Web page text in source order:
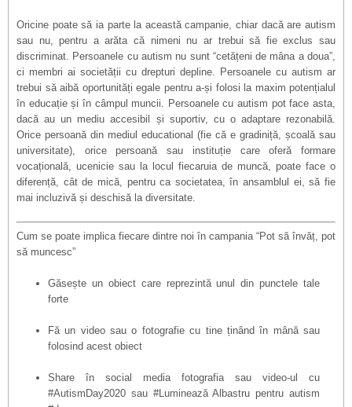
Oricine poate să ia parte la această campanie, chiar dacă are autism
sau nu, pentru a arăta că nimeni nu ar trebui să fie exclus sau
discriminat. Persoanele cu autism nu sunt “cetățeni de mâna a doua”,
ci membri ai societății cu drepturi depline. Persoanele cu autism ar
trebui să aibă oportunități egale pentru a-și folosi la maxim potențialul
în educație și în câmpul muncii. Persoanele cu autism pot face asta,
dacă au un mediu accesibil și suportiv, cu o adaptare rezonabilă.
Orice persoană din mediul educational (fie că e gradiniță, școală sau
universitate), orice persoană sau instituție care oferă formare
vocațională, ucenicie sau la locul fiecaruia de muncă, poate face o
diferență, cât de mică, pentru ca societatea, în ansamblul ei, să fie
mai incluzivă și deschisă la diversitate.
Cum se poate implica fiecare dintre noi în campania “Pot să învăț, pot
să muncesc”
Găsește un obiect care reprezintă unul din punctele tale
forte
Fă un video sau o fotografie cu tine ținând în mână sau
folosind acest obiect
Share în social media fotografia sau video-ul cu
#AutismDay2020 sau #Luminează Albastru pentru autism